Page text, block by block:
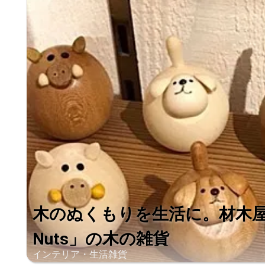
木のぬくもりを生活に。材木
Nuts」の木の雑貨
インテリア・生活雑貨